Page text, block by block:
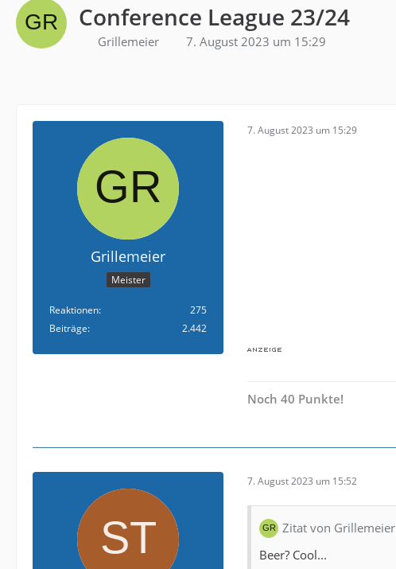
Conference League 23/24
Grillemeier 7. August 2023 um 15:29
Grillemeier
Meister
Reaktionen
275
Beiträge
2.442
7. August 2023 um 15:29
Noch 40 Punkte!
7. August 2023 um 15:52
Zitat von Grillemeier
Beer? Cool...